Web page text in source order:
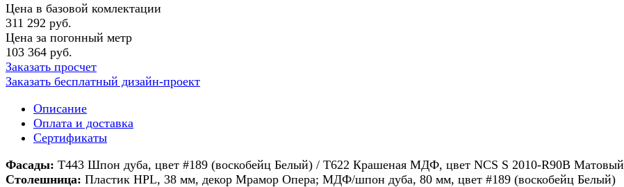
Цена в базовой комлектации
311 292 руб.
Цена за погонный метр
103 364 руб.
Заказать просчет
Заказать бесплатный дизайн-проект
Описание
Оплата и доставка
Сертификаты
Фасады: T443 Шпон дуба, цвет #189 (воскобейц Белый) / Т622 Крашеная МДФ, цвет NCS S 2010-R90B Матовый
Столешница: Пластик HPL, 38 мм, декор Мрамор Опера; МДФ/шпон дуба, 80 мм, цвет #189 (воскобейц Белый)